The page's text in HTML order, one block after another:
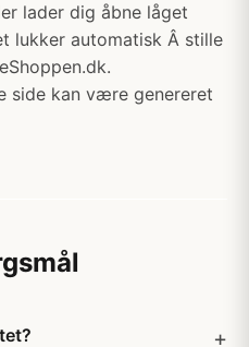
lader dig åbne låget
lukker automatisk Â stille
side kan være genereret